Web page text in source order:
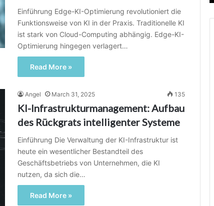
Einführung Edge-KI-Optimierung revolutioniert die
Funktionsweise von KI in der Praxis. Traditionelle KI
ist stark von Cloud-Computing abhängig. Edge-KI-
Optimierung hingegen verlagert…
Read More »
Angel March 31, 2025 135
KI-Infrastrukturmanagement: Aufbau
des Rückgrats intelligenter Systeme
Einführung Die Verwaltung der KI-Infrastruktur ist
heute ein wesentlicher Bestandteil des
Geschäftsbetriebs von Unternehmen, die KI
nutzen, da sich die…
Read More »